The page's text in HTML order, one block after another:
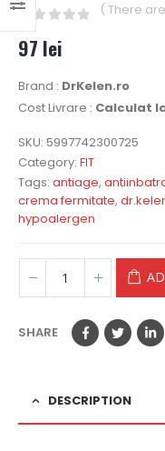
( There
97 lei
Brand : DrKelen.ro
Cost Livrare : Calculat
SKU: 5997742300725
Category: FIT
Tags: antiage,
crema fermitate,
hypoalergen
SHARE
DESCRIPTION